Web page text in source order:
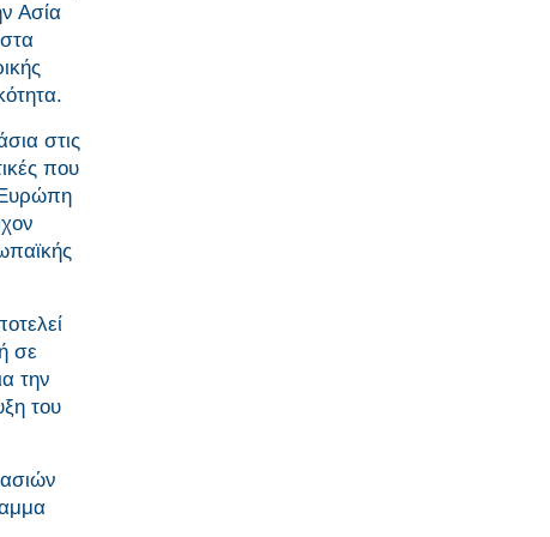
Ασία
στις
που
Ευρώπη
σε
την
του